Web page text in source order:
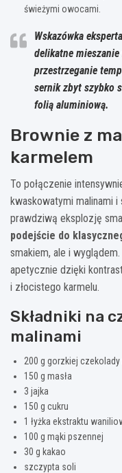
świeżymi owocami.
Wskazówka
delikatne
przestrzeganie
sernik zbyt szybko
folią aluminiową.
Brownie z
karmelem
To połączenie
kwaskowatymi malinami i
prawdziwą eksplozję
podejście do
smakiem, ale i
apetycznie dzięki
i złocistego karmelu.
Składniki na
malinami
200 g gorzkiej czekolady
150 g masła
3 jajka
150 g cukru
1 łyżka ekstraktu
100 g mąki pszennej
30 g kakao
szczypta soli